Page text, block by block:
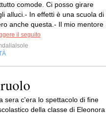
comode. Ci posso girare
alluci.- In effetti è una scuola di
anche questa.- Il mio mentore
il seguito
sera c'era lo spettacolo di fine
della classe di Eleonora